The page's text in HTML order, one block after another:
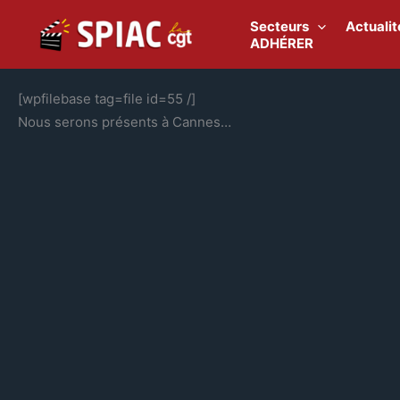
contenu
Secteurs
ADHÉRER
[wpfilebase tag=file id=55 /]
Nous serons présents à Cannes…